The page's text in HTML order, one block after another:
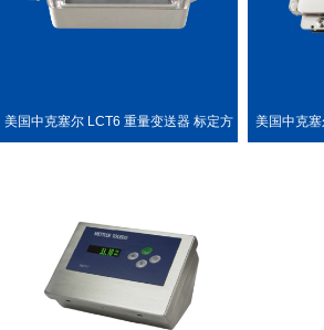
美国中克塞尔 LCT6 重量变送器 标定方 美国中克